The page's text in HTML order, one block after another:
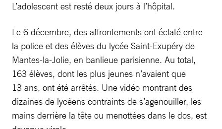
L’adolescent est resté deux jours à l’hôpital.
Le 6 décembre, des affrontements ont éclaté entre
la police et des élèves du lycée Saint-Exupéry de
Mantes-la-Jolie, en banlieue parisienne. Au total,
163 élèves, dont les plus jeunes n’avaient que
13 ans, ont été arrêtés. Une vidéo montrant des
dizaines de lycéens contraints de s’agenouiller, les
mains derrière la tête ou menottées dans le dos, est